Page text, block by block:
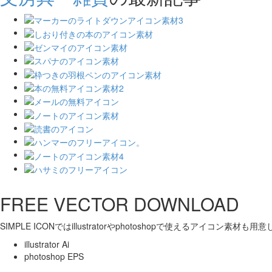
FREE VECTOR DOWNLOAD
SIMPLE ICONではillustratorやphotoshopで使えるアイコン素材も用意
illustrator Ai
photoshop EPS